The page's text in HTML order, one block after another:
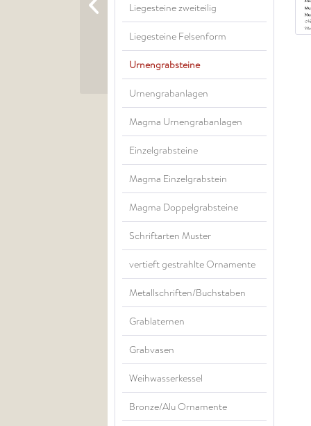
Liegesteine zweiteilig
Liegesteine Felsenform
Urnengrabsteine
Urnengrabanlagen
Magma Urnengrabanlagen
Einzelgrabsteine
Magma Einzelgrabstein
Magma Doppelgrabsteine
Schriftarten Muster
vertieft gestrahlte Ornamente
Metallschriften/Buchstaben
Grablaternen
Grabvasen
Weihwasserkessel
Bronze/Alu Ornamente